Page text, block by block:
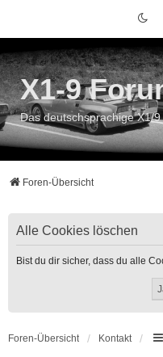
X1-9
Das deutschsprachige X1/
Foren-Übersicht
Alle Cookies löschen
Bist du dir sicher, dass du alle
Foren-Übersicht Kontakt